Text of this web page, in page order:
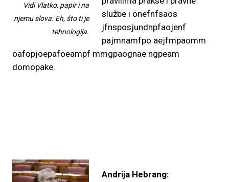
Vidi Vlatko, papir i na
njemu slova. Eh, što ti je
tehnologija.
službe i onefnfsaos
jfnsposjundnpfaojenf
pajmnamfpo aejfmpaomm
oafopjoepafoeampf mmgpaognae ngpeam
domopake.
Andrija Hebrang: